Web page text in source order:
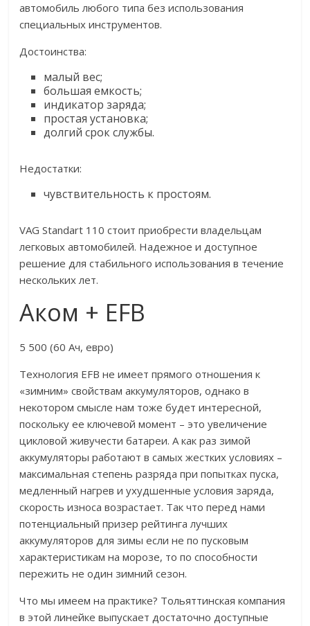
автомобиль любого типа без использования
специальных инструментов.
Достоинства:
малый вес;
большая емкость;
индикатор заряда;
простая установка;
долгий срок службы.
Недостатки:
чувствительность к простоям.
VAG Standart 110 стоит приобрести владельцам
легковых автомобилей. Надежное и доступное
решение для стабильного использования в течение
нескольких лет.
Аком + EFB
5 500 (60 Ач, евро)
Технология EFB не имеет прямого отношения к
«зимним» свойствам аккумуляторов, однако в
некотором смысле нам тоже будет интересной,
поскольку ее ключевой момент – это увеличение
цикловой живучести батареи. А как раз зимой
аккумуляторы работают в самых жестких условиях –
максимальная степень разряда при попытках пуска,
медленный нагрев и ухудшенные условия заряда,
скорость износа возрастает. Так что перед нами
потенциальный призер рейтинга лучших
аккумуляторов для зимы если не по пусковым
характеристикам на морозе, то по способности
пережить не один зимний сезон.
Что мы имеем на практике? Тольяттинская компания
в этой линейке выпускает достаточно доступные